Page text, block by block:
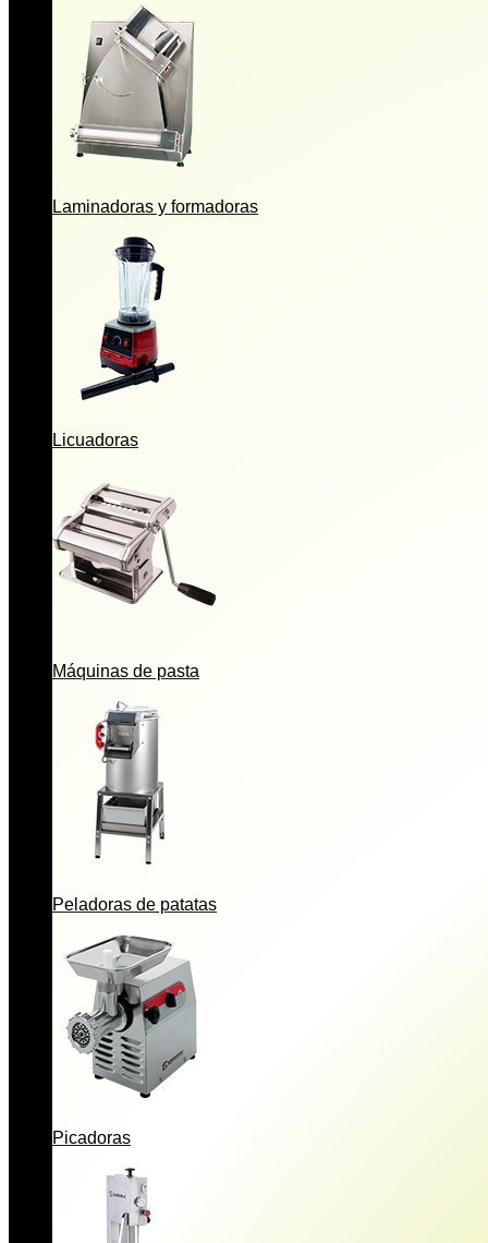
Laminadoras y formadoras
Licuadoras
Máquinas de pasta
Peladoras de patatas
Picadoras